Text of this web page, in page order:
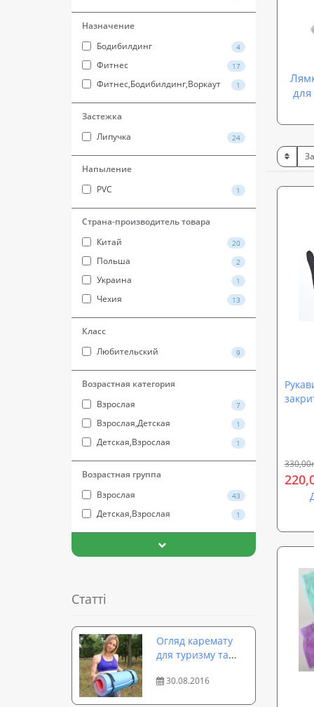
Назначение
Бодибилдинг
4
Фитнес 17
Фитнес,Бодибилдинг,Воркаут 1
Застежка
Липучка
24
Напыление
PVC
1
Страна-производитель товара
Китай
20
Польша 2
Украина 1
Чехия 13
Класс
Любительский
9
Возрастная категория
Взрослая
7
Взрослая,Детская 1
Детская,Взрослая 1
Возрастная группа
Взрослая
43
Детская,Взрослая 1
Статті
Огляд каремату
для туризму та
Camping 16
30.08.2016
для